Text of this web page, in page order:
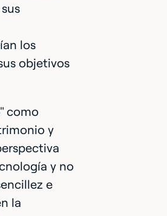
los
objetivos
como
y
y no
e
la